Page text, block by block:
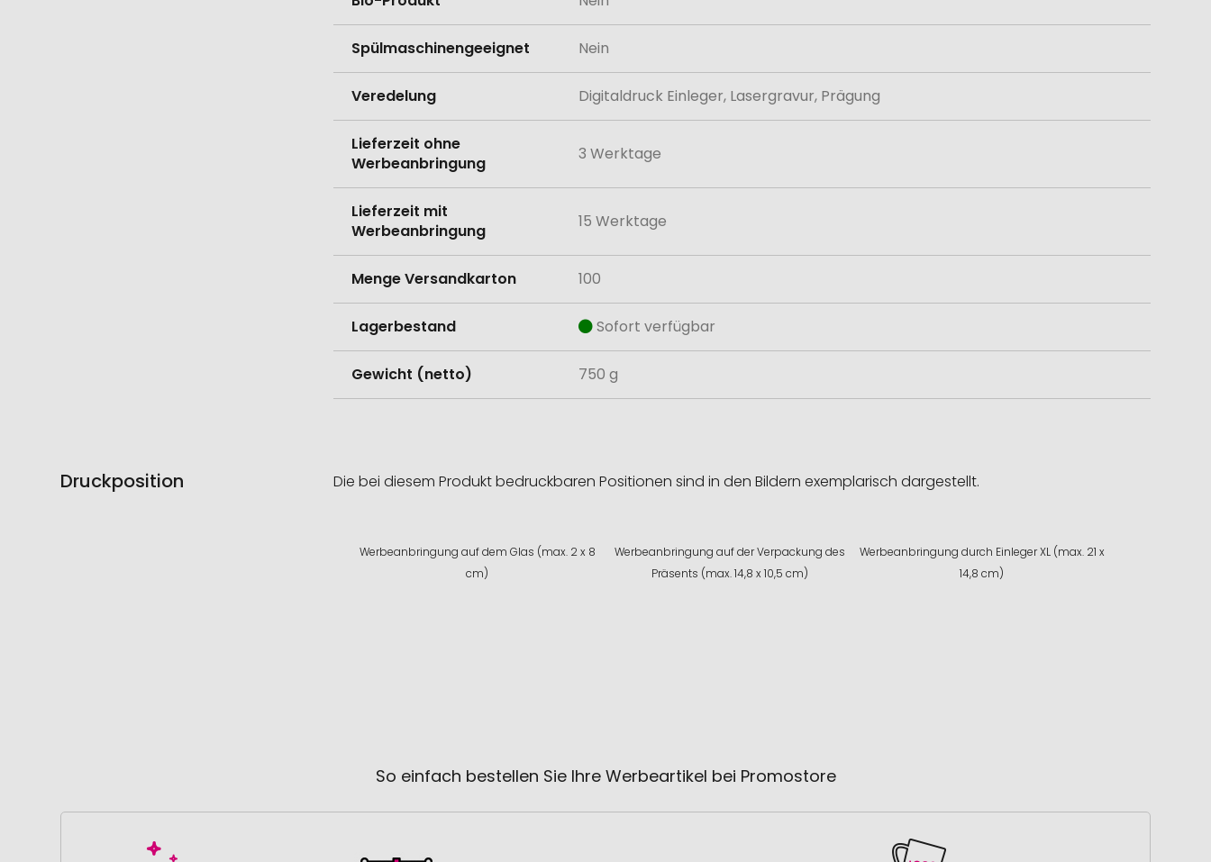
Spülmaschinengeeignet Nein
Veredelung Digitaldruck Einleger, Lasergravur, Prägung
Lieferzeit ohne
Werbeanbringung
3 Werktage
Lieferzeit mit
Werbeanbringung
15 Werktage
Menge Versandkarton 100
Lagerbestand Sofort verfügbar
Gewicht (netto) 750 g
Druckposition Die bei diesem Produkt bedruckbaren Positionen sind in den Bildern exemplarisch dargestellt.
Werbeanbringung auf dem Glas (max. 2 x 8
cm)
Werbeanbringung auf der Verpackung des
Präsents (max. 14,8 x 10,5 cm)
Werbeanbringung durch Einleger XL (max. 21 x
14,8 cm)
So einfach bestellen Sie Ihre Werbeartikel bei Promostore